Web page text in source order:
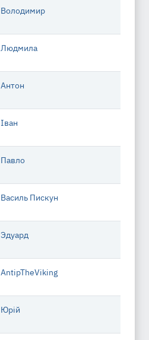
Володимир
Людмила
Антон
Іван
Павло
Василь Пискун
Эдуард
AntipTheViking
Юрій